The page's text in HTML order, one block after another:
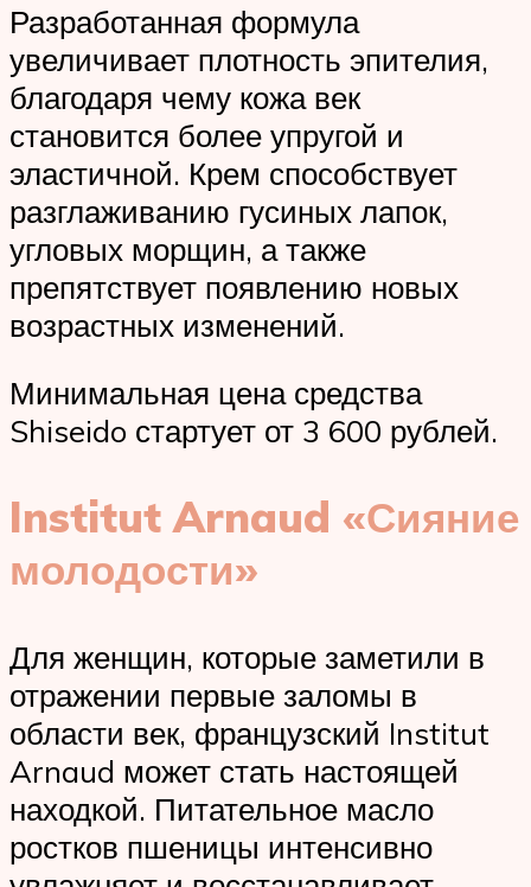
Разработанная формула
увеличивает плотность эпителия,
благодаря чему кожа век
становится более упругой и
эластичной. Крем способствует
разглаживанию гусиных лапок,
угловых морщин, а также
препятствует появлению новых
возрастных изменений.
Минимальная цена средства
Shiseido стартует от 3 600 рублей.
Institut Arnaud «Сияние
молодости»
Для женщин, которые заметили в
отражении первые заломы в
области век, французский Institut
Arnaud может стать настоящей
находкой. Питательное масло
ростков пшеницы интенсивно